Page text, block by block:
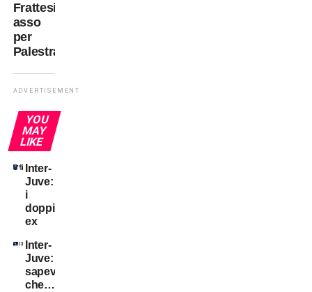
Frattesi
asso
per
Palestra?
ADVERTISEMENT
YOU
MAY
LIKE
Inter-
Juve:
i
doppi
ex
Inter-
Juve:
sapevate
che…?